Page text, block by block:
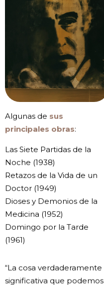
Algunas de sus
principales obras:
Las Siete Partidas de la
Noche (1938)
Retazos de la Vida de un
Doctor (1949)
Dioses y Demonios de la
Medicina (1952)
Domingo por la Tarde
(1961)
“La cosa verdaderamente
significativa que podemos